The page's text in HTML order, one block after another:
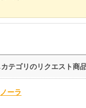
テゴリのリクエスト商
ーラ